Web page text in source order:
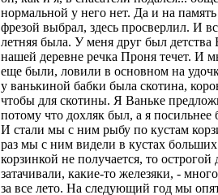
нормальной у него нет. Да и на
фрезой выбрал, здесь просверлил. И
летняя была. У меня друг был
нашей деревне речка Проня течет. И
еще были, ловили в основном на
у ванькиной бабки была скотина,
чтобы для скотины. Я Ваньке
потому что дохляк был, а я
И стали мы с ним рыбу по кустам
раз мы с ним видели в кустах
корзинкой не получается, то
затачивали, какие-то железяки, -
за все лето. На следующий год мы